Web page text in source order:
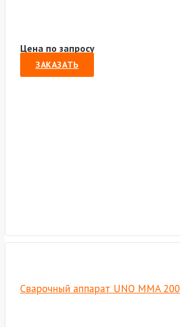
Цена по запросу
ЗАКАЗАТЬ
Сварочный аппарат UNO MMA 200